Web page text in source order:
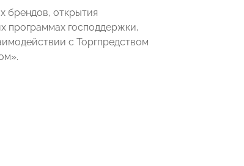
брендов, открытия
программах господдержки,
с Торгпредством